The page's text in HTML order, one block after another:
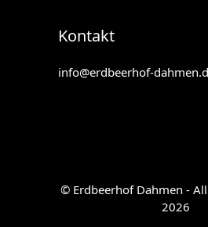
Kontakt
info@erdbeerhof-
© Erdbeerhof Dahmen -
2026